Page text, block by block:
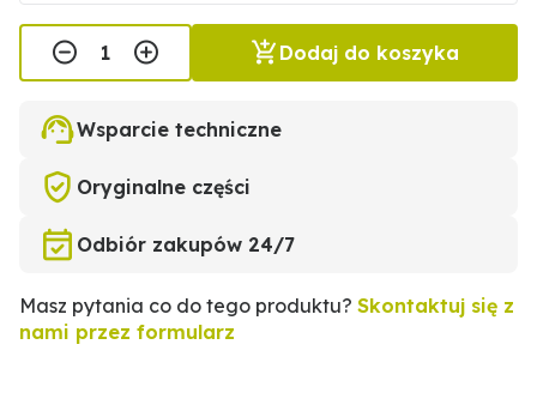
Dodaj do koszyka
Wsparcie techniczne
Oryginalne części
Odbiór zakupów 24/7
Masz pytania co do tego produktu? Skontaktuj się z
nami przez formularz